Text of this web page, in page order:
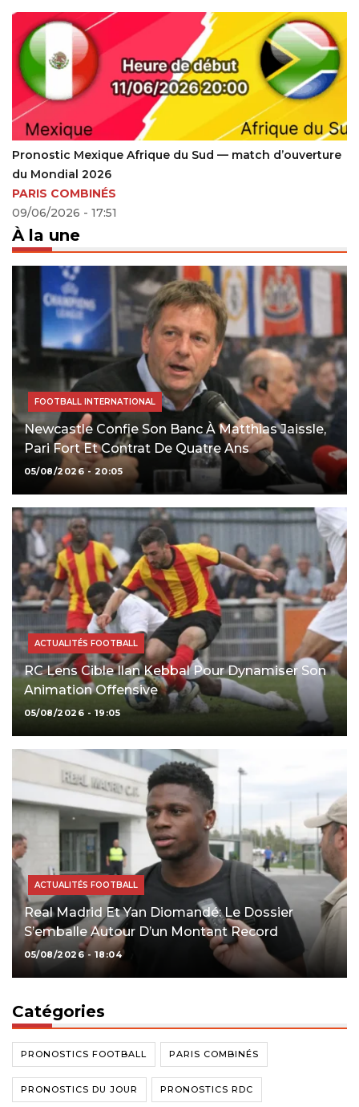
Pronostic Mexique Afrique du Sud — match d’ouverture
du Mondial 2026
PARIS COMBINÉS
09/06/2026 - 17:51
À la une
FOOTBALL INTERNATIONAL
Newcastle Confie Son Banc À Matthias Jaissle,
Pari Fort Et Contrat De Quatre Ans
05/08/2026 - 20:05
ACTUALITÉS FOOTBALL
RC Lens Cible Ilan Kebbal Pour Dynamiser Son
Animation Offensive
05/08/2026 - 19:05
ACTUALITÉS FOOTBALL
Real Madrid Et Yan Diomandé: Le Dossier
S’emballe Autour D’un Montant Record
05/08/2026 - 18:04
Catégories
PRONOSTICS FOOTBALL PARIS COMBINÉS
PRONOSTICS DU JOUR PRONOSTICS RDC